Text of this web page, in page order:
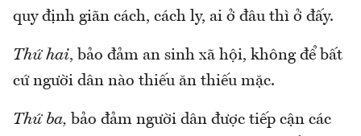
quy định giãn cách, cách ly, ai ở đâu thì ở đấy.
Thứ hai, bảo đảm an sinh xã hội, không để bất
cứ người dân nào thiếu ăn thiếu mặc.
Thứ ba, bảo đảm người dân được tiếp cận các